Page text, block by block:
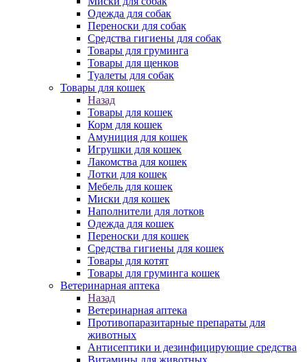
Одежда для собак
Переноски для собак
Средства гигиены для собак
Товары для груминга
Товары для щенков
Туалеты для собак
Товары для кошек
Назад
Товары для кошек
Корм для кошек
Амуниция для кошек
Игрушки для кошек
Лакомства для кошек
Лотки для кошек
Мебель для кошек
Миски для кошек
Наполнители для лотков
Одежда для кошек
Переноски для кошек
Средства гигиены для кошек
Товары для котят
Товары для груминга кошек
Ветеринарная аптека
Назад
Ветеринарная аптека
Противопаразитарные препараты для
животных
Антисептики и дезинфицирующие средства
Витамины для животных